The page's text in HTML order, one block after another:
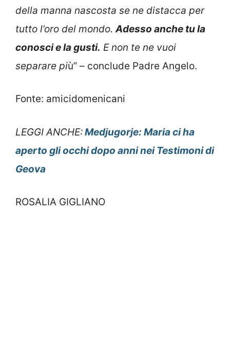
della manna nascosta se ne distacca per
tutto l’oro del mondo.Adesso anche tu la
conosci e la gusti. E non te ne vuoi
separare più” – conclude Padre Angelo.
Fonte: amicidomenicani
LEGGI ANCHE:Medjugorje: Maria ci ha
aperto gli occhi dopo anni nei Testimoni di
Geova
ROSALIA GIGLIANO